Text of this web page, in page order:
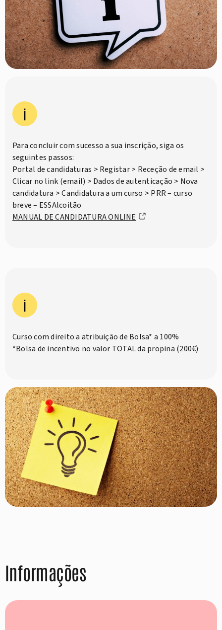
Para concluir com sucesso a sua inscrição, siga os
seguintes passos:
Portal de candidaturas > Registar > Receção de email >
Clicar no link (email) > Dados de autenticação > Nova
candidatura > Candidatura a um curso > PRR – curso
breve – ESSAlcoitão
MANUAL DE CANDIDATURA ONLINE
Curso com direito a atribuição de Bolsa* a 100%
*Bolsa de incentivo no valor TOTAL da propina (200€)
Informações